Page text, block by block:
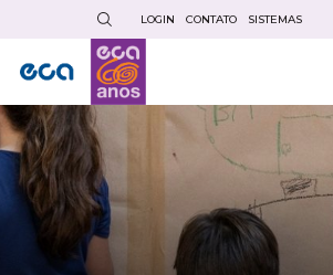
conteúdo
principal
LOGIN CONTATO SISTEMAS